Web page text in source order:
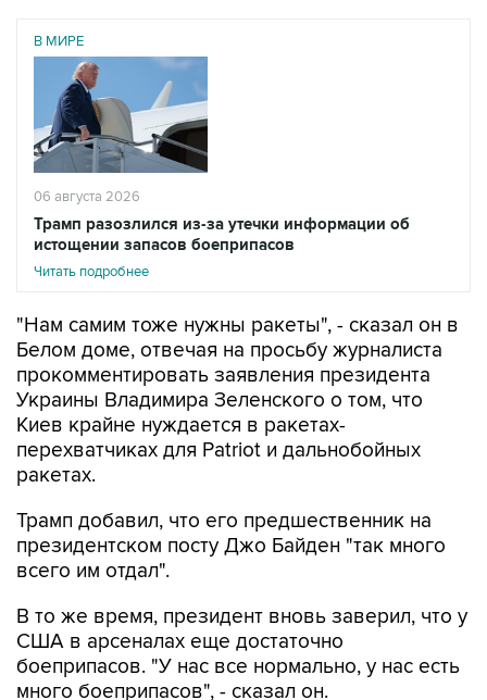
В МИРЕ
06 августа 2026
Трамп разозлился из-за утечки информации об
истощении запасов боеприпасов
Читать подробнее
"Нам самим тоже нужны ракеты", - сказал он в
Белом доме, отвечая на просьбу журналиста
прокомментировать заявления президента
Украины Владимира Зеленского о том, что
Киев крайне нуждается в ракетах-
перехватчиках для Patriot и дальнобойных
ракетах.
Трамп добавил, что его предшественник на
президентском посту Джо Байден "так много
всего им отдал".
В то же время, президент вновь заверил, что у
США в арсеналах еще достаточно
боеприпасов. "У нас все нормально, у нас есть
много боеприпасов", - сказал он.